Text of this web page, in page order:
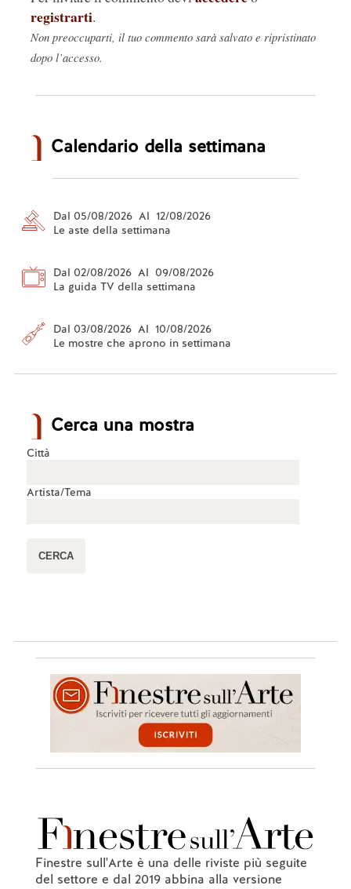
registrarti.
Non preoccuparti, il tuo commento sarà salvato e ripristinato
dopo l’accesso.
Calendario della settimana
Dal 05/08/2026 Al 12/08/2026
Le aste della settimana
Dal 02/08/2026 Al 09/08/2026
La guida TV della settimana
Dal 03/08/2026 Al 10/08/2026
Le mostre che aprono in settimana
Cerca una mostra
Città
Artista/Tema
Finestre sull'Arte è una delle riviste più seguite
del settore e dal 2019 abbina alla versione